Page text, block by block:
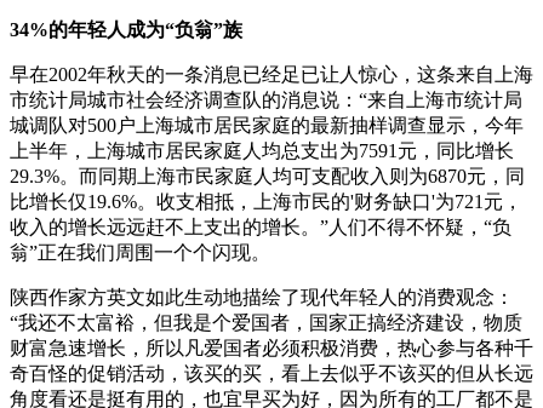
34%的年轻人成为“负翁”族
早在2002年秋天的一条消息已经足已让人惊心，这条来自上海
市统计局城市社会经济调查队的消息说：“来自上海市统计局
城调队对500户上海城市居民家庭的最新抽样调查显示，今年
上半年，上海城市居民家庭人均总支出为7591元，同比增长
29.3%。而同期上海市民家庭人均可支配收入则为6870元，同
比增长仅19.6%。收支相抵，上海市民的'财务缺口'为721元，
收入的增长远远赶不上支出的增长。”人们不得不怀疑，“负
翁”正在我们周围一个个闪现。
陕西作家方英文如此生动地描绘了现代年轻人的消费观念：
“我还不太富裕，但我是个爱国者，国家正搞经济建设，物质
财富急速增长，所以凡爱国者必须积极消费，热心参与各种千
奇百怪的促销活动，该买的买，看上去似乎不该买的但从长远
角度看还是挺有用的，也宜早买为好，因为所有的工厂都不是